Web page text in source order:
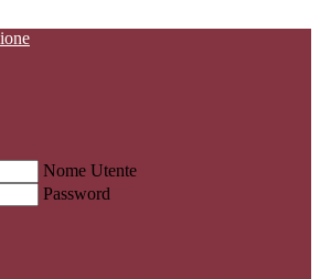
Nome Utente
Password